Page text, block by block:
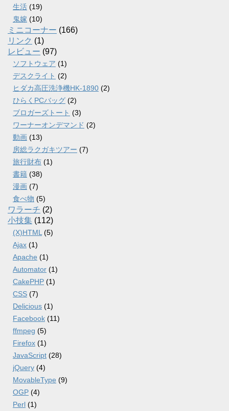
生活 (19)
鬼嫁 (10)
ミニコーナー (166)
リンク (1)
レビュー (97)
ソフトウェア (1)
デスクライト (2)
ヒダカ高圧洗浄機HK-1890 (2)
ひらくPCバッグ (2)
ブロガーズトート (3)
ワーナーオンデマンド (2)
動画 (13)
房総ラクガキツアー (7)
旅行財布 (1)
書籍 (38)
漫画 (7)
食べ物 (5)
ワラーチ (2)
小技集 (112)
(X)HTML (5)
Ajax (1)
Apache (1)
Automator (1)
CakePHP (1)
CSS (7)
Delicious (1)
Facebook (11)
ffmpeg (5)
Firefox (1)
JavaScript (28)
jQuery (4)
MovableType (9)
OGP (4)
Perl (1)